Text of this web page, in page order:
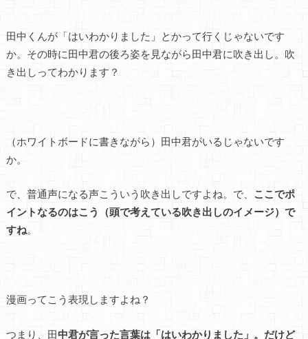
田中くんが「はいわかりました」とかって行くじゃないです
か。その時に田中君の後ろ姿を見ながら田中君に吹き出し。吹
き出しってわかります？
（ホワイトボードに書きながら）田中君がいるじゃないです
か。
で、普通声になる声こういう吹き出しですよね。で、 ここでポ
イントなるのはこう（頭で考えている吹き出しのイメージ）で
すね。
漫画ってこう表現しますよね？
つまり、田中君が言った言葉は「はいわかりました」。だけど